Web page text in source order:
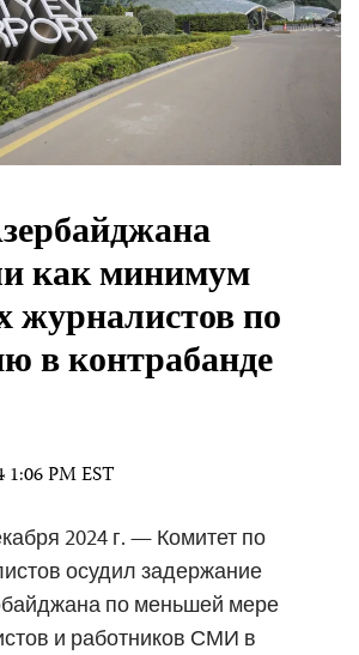
как минимум
журналистов по
в контрабанде
1:06 PM EST
2024 г. — Комитет по
осудил задержание
по меньшей мере
и работников СМИ в